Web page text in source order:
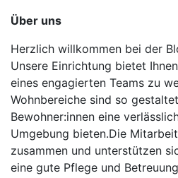
Über uns
Herzlich willkommen bei der
Unsere Einrichtung bietet
eines engagierten Teams zu
Wohnbereiche sind so
Bewohner:innen eine
Umgebung bieten.Die
zusammen und unterstützen
eine gute Pflege und